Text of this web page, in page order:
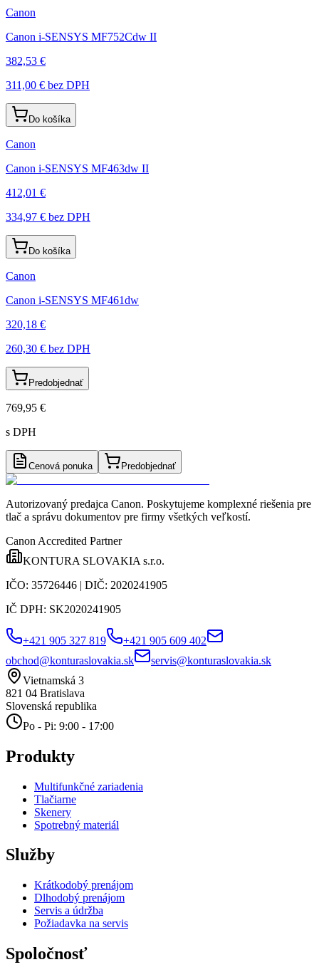
Canon
Canon i-SENSYS MF752Cdw II
382,53 €
311,00 € bez DPH
Do košíka
Canon
Canon i-SENSYS MF463dw II
412,01 €
334,97 € bez DPH
Do košíka
Canon
Canon i-SENSYS MF461dw
320,18 €
260,30 € bez DPH
Predobjednať
769,95 €
s DPH
Cenová ponuka Predobjednať
Autorizovaný predajca Canon. Poskytujeme komplexné riešenia pre
tlač a správu dokumentov pre firmy všetkých veľkostí.
Canon Accredited Partner
KONTURA SLOVAKIA s.r.o.
IČO: 35726446 | DIČ: 2020241905
IČ DPH: SK2020241905
+421 905 327 819
+421 905 609 402
obchod@konturaslovakia.sk
servis@konturaslovakia.sk
Vietnamská 3
821 04 Bratislava
Slovenská republika
Po - Pi: 9:00 - 17:00
Produkty
Multifunkčné zariadenia
Tlačiarne
Skenery
Spotrebný materiál
Služby
Krátkodobý prenájom
Dlhodobý prenájom
Servis a údržba
Požiadavka na servis
Spoločnosť